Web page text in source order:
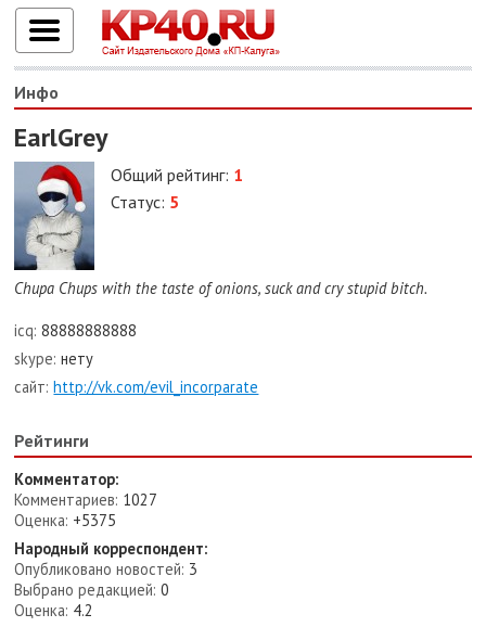
Инфо
EarlGrey
Общий рейтинг: 1
Статус: 5
Chupa Chups with the taste of onions, suck and cry stupid bitch.
icq: 88888888888
skype: нету
сайт: http://vk.com/evil_incorparate
Рейтинги
Комментатор:
Комментариев: 1027
Оценка: +5375
Народный корреспондент:
Опубликовано новостей: 3
Выбрано редакцией: 0
Оценка: 4.2